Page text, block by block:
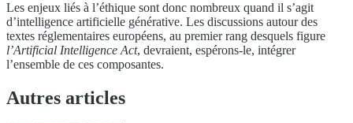
Les enjeux liés à l’éthique sont donc nombreux quand il s’agit
d’intelligence artificielle générative. Les discussions autour des
textes réglementaires européens, au premier rang desquels figure
l’Artificial Intelligence Act, devraient, espérons-le, intégrer
l’ensemble de ces composantes.
Autres articles